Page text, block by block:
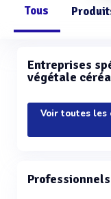
Tous
Entreprises
végétale
Voir toutes les
Professionnels